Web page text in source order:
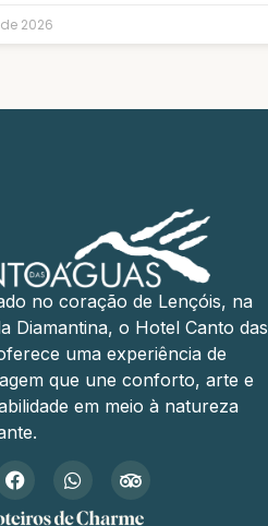
2026
no coração de Lençóis, na
Diamantina, o Hotel Canto das
uma experiência de
que une conforto, arte e
em meio à natureza